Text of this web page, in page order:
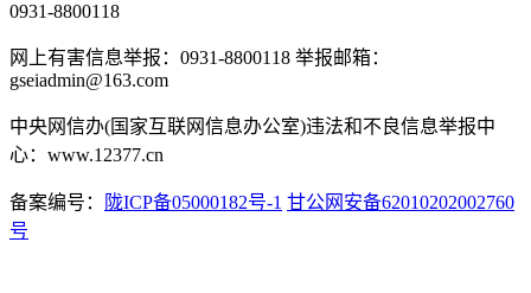
0931-8800118
网上有害信息举报：0931-8800118 举报邮箱：
gseiadmin@163.com
中央网信办(国家互联网信息办公室)违法和不良信息举报中
心：www.12377.cn
备案编号： 陇ICP备05000182号-1 甘公网安备62010202002760
号